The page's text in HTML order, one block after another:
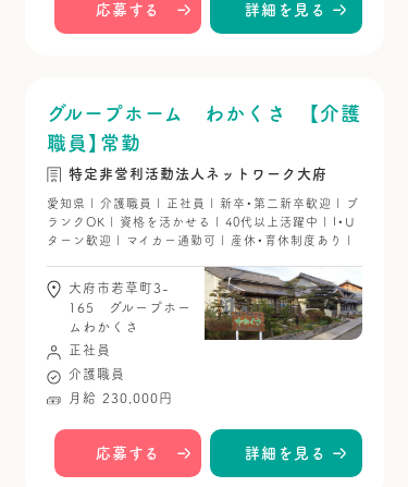
応募する 詳細を見る
グループホーム わかくさ 【介護
職員】常勤
特定非営利活動法人ネットワーク大府
愛知県 | 介護職員 | 正社員 | 新卒・第二新卒歓迎 | ブ
ランクOK | 資格を活かせる | 40代以上活躍中 | I・U
ターン歓迎 | マイカー通勤可 | 産休・育休制度あり |
大府市若草町3-
165 グループホー
ムわかくさ
正社員
介護職員
月給 230,000円
応募する 詳細を見る